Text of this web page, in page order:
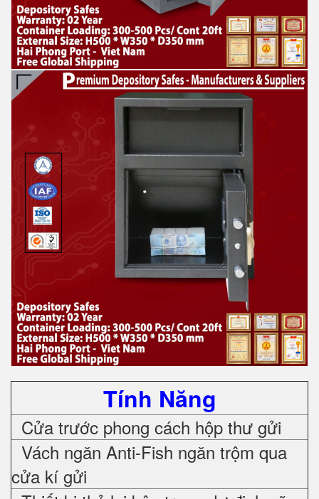
Tính Năng
Cửa trước phong cách hộp thư gửi
Vách ngăn Anti-Fish ngăn trộm qua
cửa kí gửi